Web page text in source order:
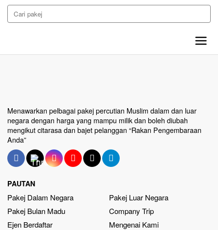
Menawarkan pelbagai pakej percutian Muslim dalam dan luar
negara dengan harga yang mampu milik dan boleh diubah
mengikut citarasa dan bajet pelanggan “Rakan Pengembaraan
Anda”
PAUTAN
Pakej Dalam Negara
Pakej Luar Negara
Pakej Bulan Madu
Company Trip
Ejen Berdaftar
Mengenai Kami